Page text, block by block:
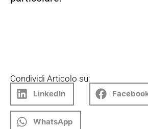
Condividi Articolo su:
LinkedIn
WhatsApp